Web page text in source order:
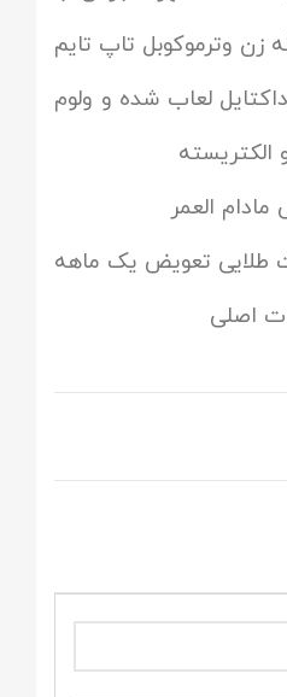
زن وترموکوبل تاپ تایم
لعاب شده و ولوم
الکتریسته
العمر
طلایی تعویض یک ماهه